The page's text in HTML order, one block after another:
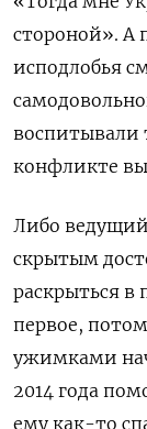
стороной». А
исподлобья
воспитывали
конфликте
Либо
скрытым
раскрыться в
первое,
ужимками
2014 года
ему как-то